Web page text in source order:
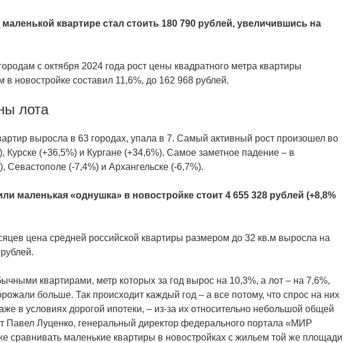
квартире стал стоить 180 790 рублей, увеличившись на
с октября 2024 года рост цены квадратного метра квартиры
новостройке составил 11,6%, до 162 968 рублей.
лота
выросла в 63 городах, упала в 7. Самый активный рост произошел во
Курске (+36,5%) и Кургане (+34,6%). Самое заметное падение – в
Севастополе (-7,4%) и Архангельске (-6,7%).
маленькая «однушка» в новостройке стоит 4 655 328 рублей (+8,8%
цена средней российской квартиры размером до 32 кв.м выросла на
квартирами, метр которых за год вырос на 10,3%, а лот – на 7,6%,
больше. Так происходит каждый год – а все потому, что спрос на них
в условиях дорогой ипотеки, – из-за их относительно небольшой общей
Павел Луценко, генеральный директор федерального портала «МИР
сравнивать маленькие квартиры в новостройках с жильем той же площади